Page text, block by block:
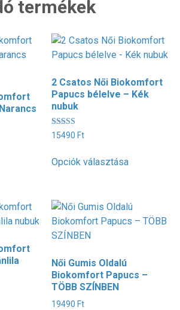
termékek
termékoldalon
2 Csatos Női Biokomfort
Papucs bélelve – Kék
nubuk
Értékelés:
5.00
15490 Ft
Opciók választásaa
variációja
van.
Női Gumis Oldalú
Biokomfort Papucs –
TÖBB SZÍNBEN
19490 Ft